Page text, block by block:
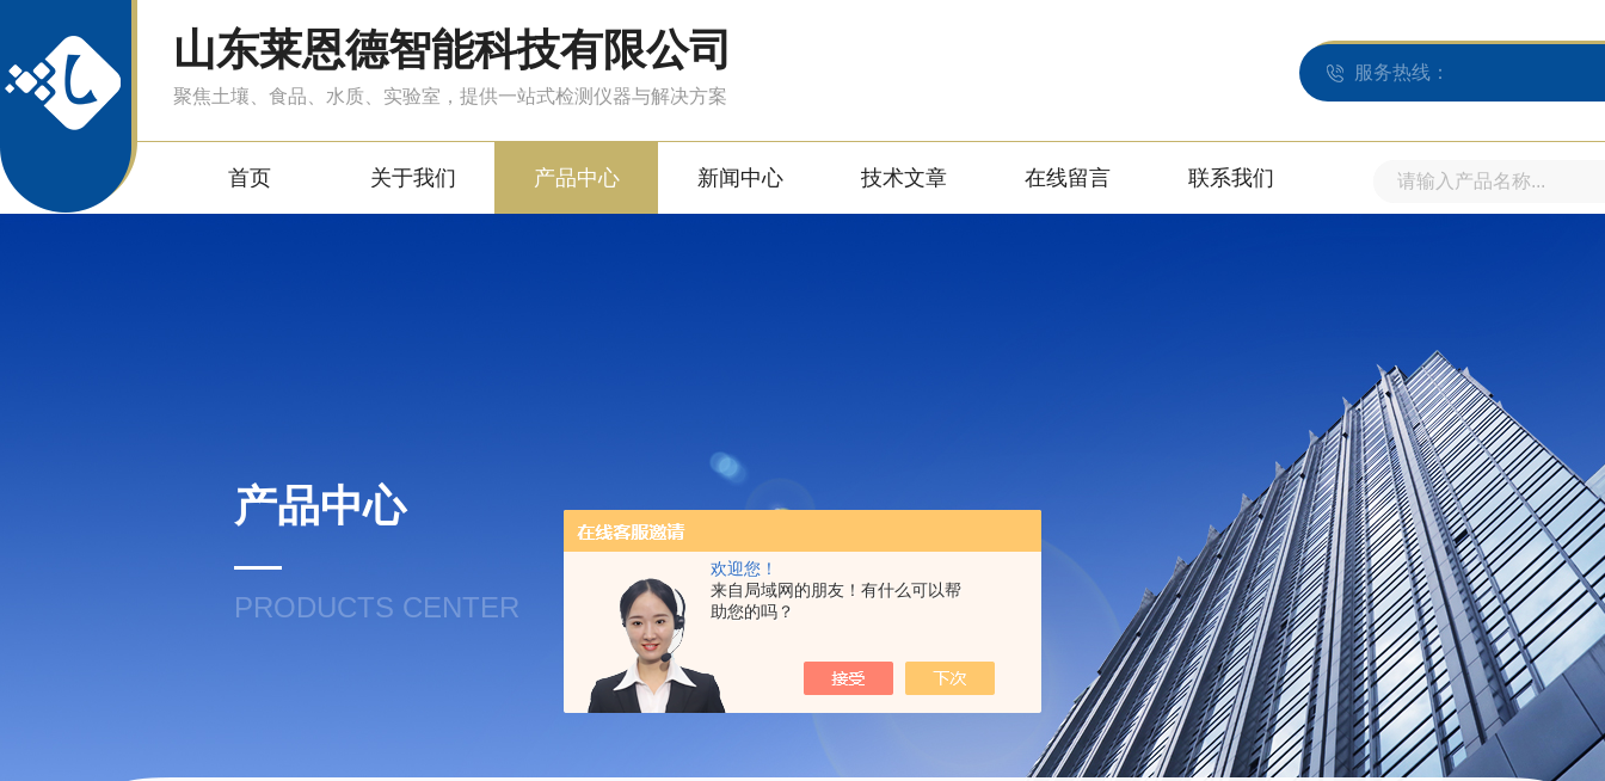
欢迎您！
来自局域网的朋友！有什么可以帮
助您的吗？
山东莱恩德智能科技有限公司
聚焦土壤、食品、水质、实验室，提供一站式检测仪器与解决方案
服务热线：
首页 关于我们 产品中心 新闻中心 技术文章 在线留言 联系我们
产品中心
PRODUCTS CENTER